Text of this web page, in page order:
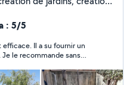
gazon synthétique....et
cordes à mon
: 5/5
Il a su fournir un
le recommande sans